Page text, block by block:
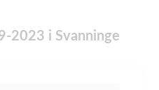
2023 i Svanninge